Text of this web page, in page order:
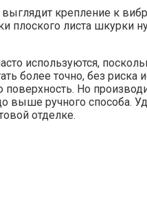
крепление к
плоского листа шкурки
используются,
более точно, без риска
Но
выше ручного способа.
отделке.